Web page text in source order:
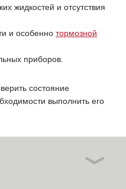
жидкостей и отсутствия
и особенно тормозной
приборов.
состояние
выполнить его